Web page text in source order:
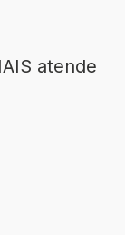
atende